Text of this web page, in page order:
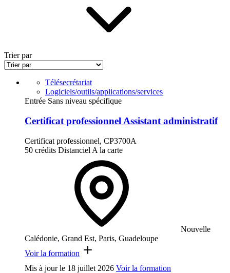
Trier par
Télésecrétariat
Logiciels/outils/applications/services
Entrée Sans niveau spécifique
Certificat professionnel Assistant administratif
Certificat professionnel, CP3700A
50 crédits Distanciel A la carte
Nouvelle
Calédonie, Grand Est, Paris, Guadeloupe
Voir la formation
Mis à jour le 18 juillet 2026 Voir la formation